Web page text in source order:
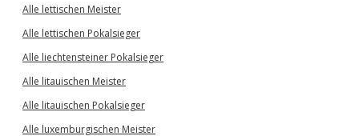
Alle lettischen Meister
Alle lettischen Pokalsieger
Alle liechtensteiner Pokalsieger
Alle litauischen Meister
Alle litauischen Pokalsieger
Alle luxemburgischen Meister